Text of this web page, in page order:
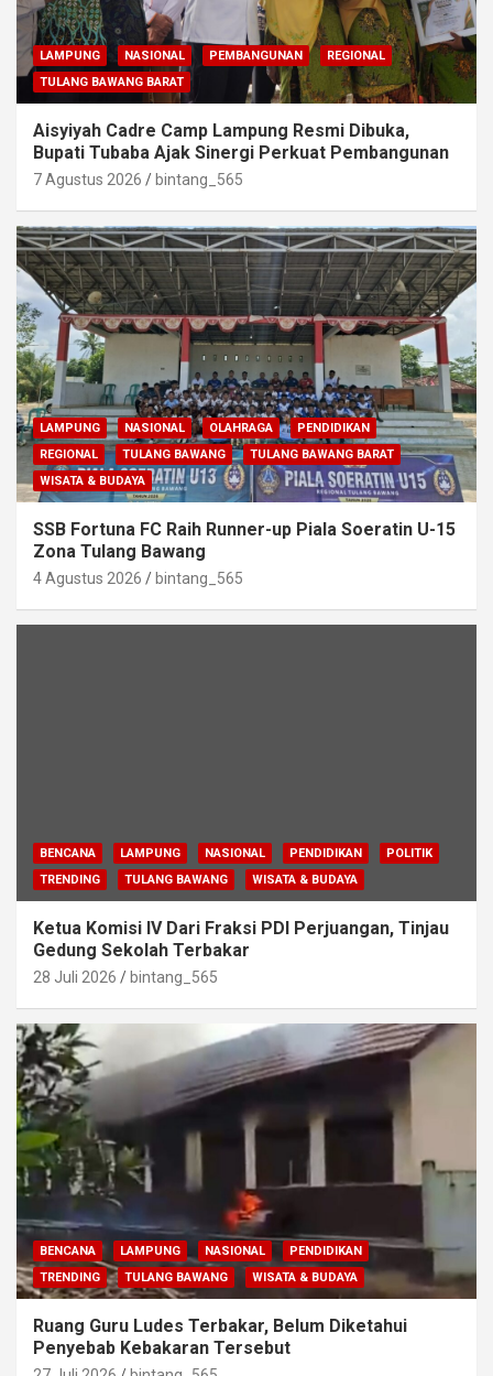
LAMPUNG NASIONAL PEMBANGUNAN
REGIONAL
TULANG BAWANG BARAT
Aisyiyah Cadre Camp Lampung Resmi Dibuka,
Bupati Tubaba Ajak Sinergi Perkuat Pembangunan
7 Agustus 2026 bintang_565
LAMPUNG NASIONAL OLAHRAGA
PENDIDIKAN
REGIONAL
TULANG BAWANG
TULANG BAWANG BARAT
WISATA & BUDAYA
SSB Fortuna FC Raih Runner-up Piala Soeratin U-15
Zona Tulang Bawang
4 Agustus 2026 bintang_565
BENCANA LAMPUNG NASIONAL PENDIDIKAN
POLITIK
TRENDING
TULANG BAWANG WISATA & BUDAYA
Ketua Komisi IV Dari Fraksi PDI Perjuangan, Tinjau
Gedung Sekolah Terbakar
28 Juli 2026 bintang_565
BENCANA LAMPUNG NASIONAL
PENDIDIKAN
TRENDING
TULANG BAWANG WISATA & BUDAYA
Ruang Guru Ludes Terbakar, Belum Diketahui
Penyebab Kebakaran Tersebut